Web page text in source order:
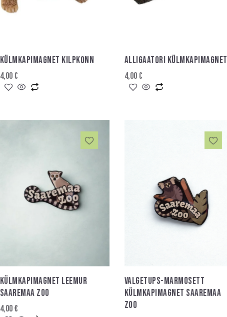
KÜLMKAPIMAGNET KILPKONN
4,00€
ALLIGAATORI KÜLMKAPIMAGNET
4,00€
KÜLMKAPIMAGNET LEEMUR
SAAREMAA ZOO
4,00€
VALGETUPS-MARMOSETT
KÜLMKAPIMAGNET SAAREMAA
ZOO